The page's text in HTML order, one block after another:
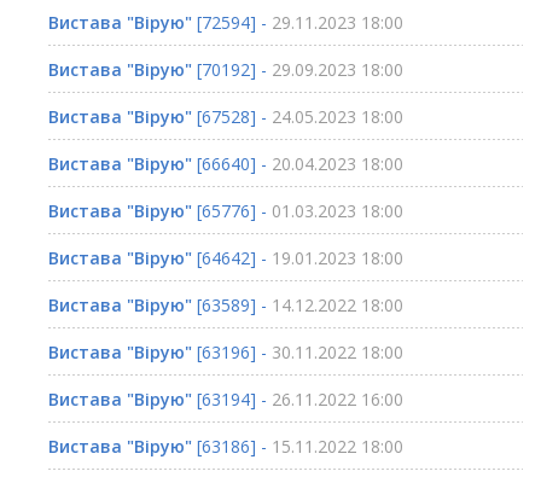
Вистава "Вірую" [72594] - 29.11.2023 18:00
Вистава "Вірую" [70192] - 29.09.2023 18:00
Вистава "Вірую" [67528] - 24.05.2023 18:00
Вистава "Вірую" [66640] - 20.04.2023 18:00
Вистава "Вірую" [65776] - 01.03.2023 18:00
Вистава "Вірую" [64642] - 19.01.2023 18:00
Вистава "Вірую" [63589] - 14.12.2022 18:00
Вистава "Вірую" [63196] - 30.11.2022 18:00
Вистава "Вірую" [63194] - 26.11.2022 16:00
Вистава "Вірую" [63186] - 15.11.2022 18:00